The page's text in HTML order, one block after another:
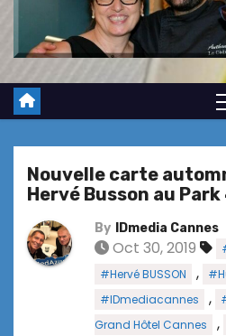
Nouvelle carte
Hervé Busson au Park
By IDmedia Cannes
Oct 30, 2019
#Hervé BUSSON ,
#IDmediacannes ,
Grand Hôtel Cannes
,